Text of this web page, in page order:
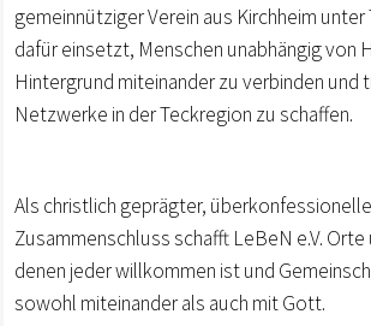
gemeinnütziger Verein aus Kirchheim unter
dafür einsetzt, Menschen unabhängig von
Hintergrund miteinander zu verbinden und
Netzwerke in der Teckregion zu schaffen.
Als christlich geprägter,
Zusammenschluss schafft LeBeN e.V. Orte
denen jeder willkommen ist und
sowohl miteinander als auch mit Gott.